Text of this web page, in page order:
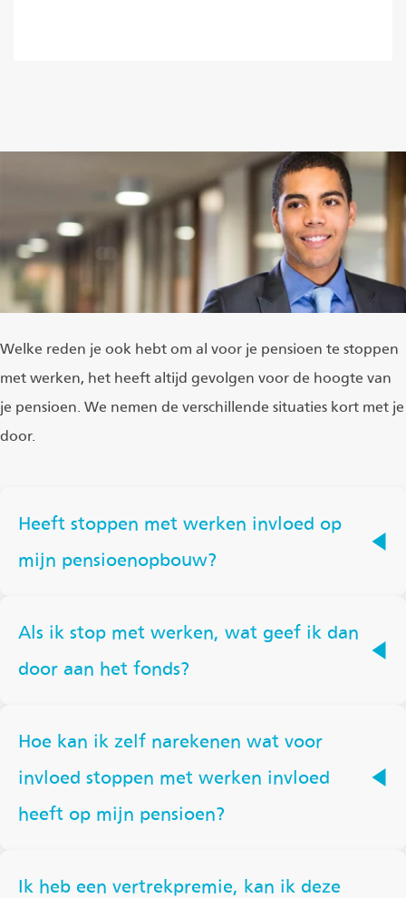
Welke reden je ook hebt om al voor je pensioen te stoppen
met werken, het heeft altijd gevolgen voor de hoogte van
je pensioen. We nemen de verschillende situaties kort met je
door.
Heeft stoppen met werken invloed op
mijn pensioenopbouw?
Als ik stop met werken, wat geef ik dan
door aan het fonds?
Hoe kan ik zelf narekenen wat voor
invloed stoppen met werken invloed
heeft op mijn pensioen?
Ik heb een vertrekpremie, kan ik deze